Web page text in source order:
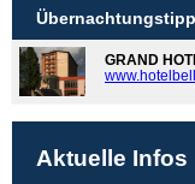
GRAND
Aktuelle Infos